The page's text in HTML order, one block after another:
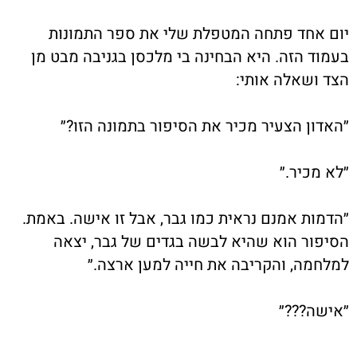
יום אחד פתחה המטפלת שלי את ספר התמונות
בעמוד הזה. היא הבחינה בי מלכסן בגניבה מבט מן
הצד ושאלה אותי:
״האדון הצעיר מכיר את הסיפור בתמונה הזו?״
״לא מכיר.״
״הדמות אמנם נראית כמו גבר, אבל זו אישה. באמת.
הסיפור הוא שהיא לבשה בגדים של גבר, יצאה
למלחמה, והקריבה את חייה למען ארצה.״
״אישה???״